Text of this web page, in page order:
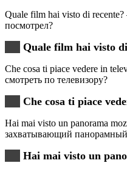
Quale film hai visto di
посмотрел?
Quale film hai visto
Che cosa ti piace vedere in
смотреть по телевизору?
Che cosa ti piace
Hai mai visto un panorama
захватывающий
Hai mai visto un